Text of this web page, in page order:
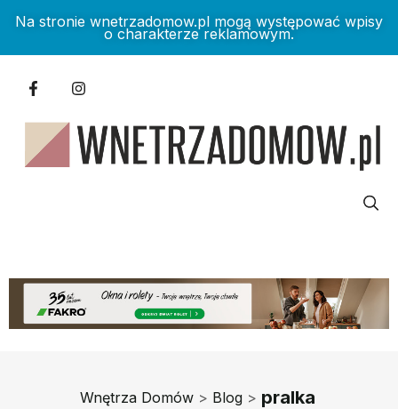
Na stronie wnetrzadomow.pl mogą występować wpisy
o charakterze reklamowym.
Wnętrza Domów > Blog > pralka